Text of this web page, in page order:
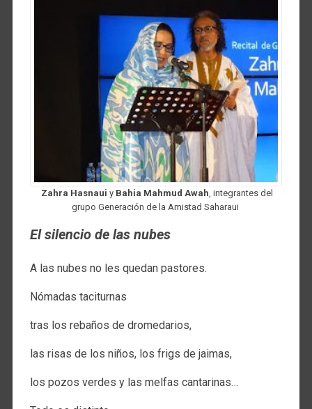
Zahra Hasnaui y Bahia Mahmud Awah , integrantes del
grupo Generación de la Amistad Saharaui
El silencio de las nubes
A las nubes no les quedan pastores.
Nómadas taciturnas
tras los rebaños de dromedarios,
las risas de los niños, los frigs de jaimas,
los pozos verdes y las melfas cantarinas…